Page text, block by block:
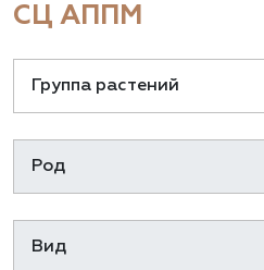
СЦ АППМ